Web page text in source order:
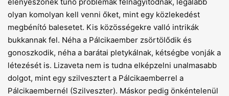
olyan komolyan kell venni őket, mint egy közlekedést
megbénító balesetet. Kis közösségekre valló intrikák
bukkannak fel. Néha a Pálcikaember zsörtölődik és
gonoszkodik, néha a barátai pletykálnak, kétségbe vonják a
létezését is. Lizaveta nem is tudna elképzelni unalmasabb
dolgot, mint egy szilvesztert a Pálcikaemberrel a
Pálcikaembernél (Szilveszter). Máskor pedig önkéntelenül